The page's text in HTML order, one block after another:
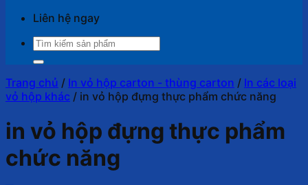
Liên hệ ngay
Tìm
kiếm:
Trang chủ / In vỏ hộp carton - thùng carton / In các loại
vỏ hộp khác / in vỏ hộp đựng thực phẩm chức năng
in vỏ hộp đựng thực phẩm
chức năng